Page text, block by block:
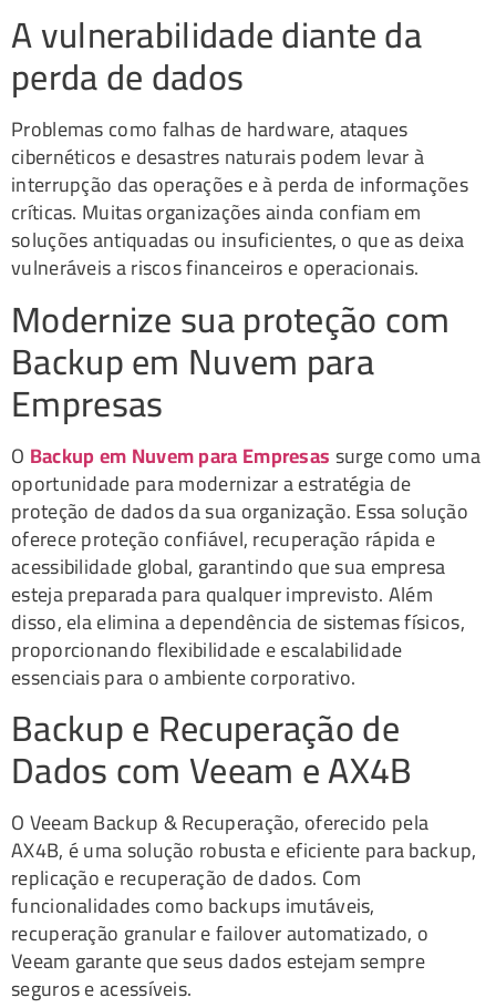
A vulnerabilidade diante da
perda de dados
Problemas como falhas de hardware, ataques
cibernéticos e desastres naturais podem levar à
interrupção das operações e à perda de informações
críticas. Muitas organizações ainda confiam em
soluções antiquadas ou insuficientes, o que as deixa
vulneráveis a riscos financeiros e operacionais.
Modernize sua proteção com
Backup em Nuvem para
Empresas
O Backup em Nuvem para Empresassurge como uma
oportunidade para modernizar a estratégia de
proteção de dados da sua organização. Essa solução
oferece proteção confiável, recuperação rápida e
acessibilidade global, garantindo que sua empresa
esteja preparada para qualquer imprevisto. Além
disso, ela elimina a dependência de sistemas físicos,
proporcionando flexibilidade e escalabilidade
essenciais para o ambiente corporativo.
Backup e Recuperação de
Dados com Veeam e AX4B
O Veeam Backup & Recuperação, oferecido pela
AX4B, é uma solução robusta e eficiente para backup,
replicação e recuperação de dados. Com
funcionalidades como backups imutáveis,
recuperação granular e failover automatizado, o
Veeam garante que seus dados estejam sempre
seguros e acessíveis.